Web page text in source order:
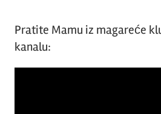
Pratite Mamu iz magareće
kanalu: